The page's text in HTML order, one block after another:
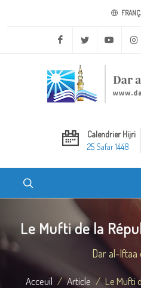
Facebook Twitter Youtube
Calendrier Hijri
25 Safar 1448
Le Mufti de la
Dar al-Iftaa
Acceuil Article Le Mufti